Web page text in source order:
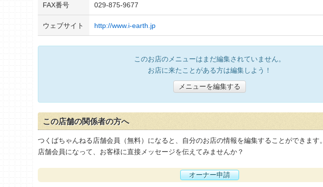
FAX番号 029-875-9677
ウェブサイト http://www.i-earth.jp
このお店のメニューはまだ編集されていません。
お店に来たことがある方は編集しよう！
メニューを編集する
この店舗の関係者の方へ
つくばちゃんねる店舗会員（無料）になると、自分のお店の情報を編集することができます。
店舗会員になって、お客様に直接メッセージを伝えてみませんか？
オーナー申請